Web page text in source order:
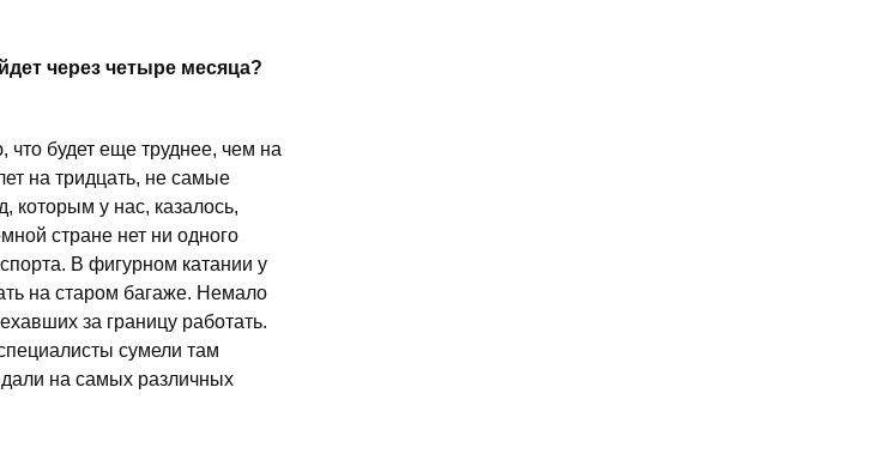
через четыре месяца?
что будет еще труднее, чем на
на тридцать, не самые
которым у нас, казалось,
стране нет ни одного
В фигурном катании у
на старом багаже. Немало
за границу работать.
сумели там
на самых различных